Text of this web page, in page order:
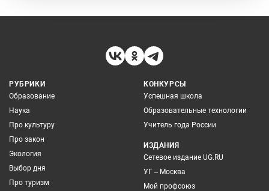
РУБРИКИ
Образование
Наука
Про культуру
Про закон
Экология
Выбор дня
Про туризм
КОНКУРСЫ
Успешная школа
Образовательные технологии
Учитель года России
ИЗДАНИЯ
Сетевое издание UG.RU
УГ – Москва
Мой профсоюз